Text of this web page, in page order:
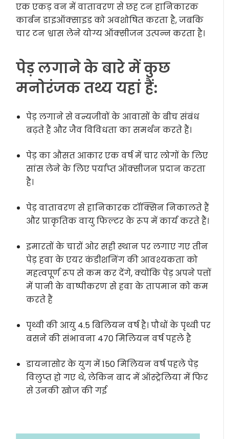
एक एकड़ वन में वातावरण से छह टन हानिकारक
कार्बन डाइऑक्साइड को अवशोषित करता है, जबकि
चार टन श्वास लेने योग्य ऑक्सीजन उत्पन्न करता है।
पेड़ लगाने के बारे में कुछ
मनोरंजक तथ्य यहां हैं:
पेड़ लगाने से वन्यजीवों के आवासों के बीच संबंध
बढ़ते हैं और जैव विविधता का समर्थन करते हैं।
पेड़ का औसत आकार एक वर्ष में चार लोगों के लिए
सांस लेने के लिए पर्याप्त ऑक्सीजन प्रदान करता
है।
पेड़ वातावरण से हानिकारक टॉक्सिन निकालते हैं
और प्राकृतिक वायु फिल्टर के रूप में कार्य करते हैं।
इमारतों के चारों ओर सही स्थान पर लगाए गए तीन
पेड़ हवा के एयर कंडीशनिंग की आवश्यकता को
महत्वपूर्ण रूप से कम कर देंगे, क्योंकि पेड़ अपने पत्तों
में पानी के वाष्पीकरण से हवा के तापमान को कम
करते हैं
पृथ्वी की आयु 4.5 बिलियन वर्ष है। पौधों के पृथ्वी पर
बसने की संभावना 470 मिलियन वर्ष पहले है
डायनासोर के युग में 150 मिलियन वर्ष पहले पेड़
विलुप्त हो गए थे, लेकिन बाद में ऑस्ट्रेलिया में फिर
से उनकी खोज की गई